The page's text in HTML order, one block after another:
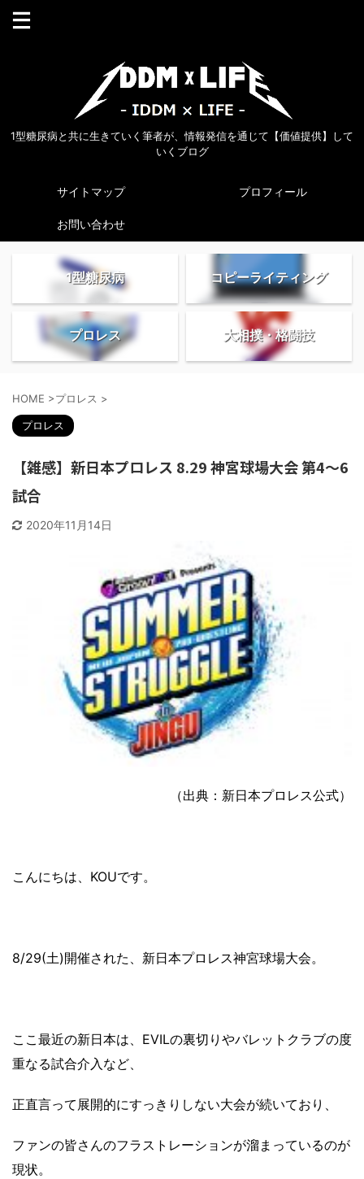
1型糖尿病と共に生きていく筆者が、情報発信を通じて【価値提供】して
いくブログ
サイトマップ プロフィール
お問い合わせ
1型糖尿病 コピーライティング
プロレス 大相撲・格闘技
HOME >プロレス >
プロレス
【雑感】新日本プロレス 8.29 神宮球場大会 第4～6
試合
2020年11月14日
（出典：新日本プロレス公式）
こんにちは、KOUです。
8/29(土)開催された、新日本プロレス神宮球場大会。
ここ最近の新日本は、EVILの裏切りやバレットクラブの度
重なる試合介入など、
正直言って展開的にすっきりしない大会が続いており、
ファンの皆さんのフラストレーションが溜まっているのが
現状。